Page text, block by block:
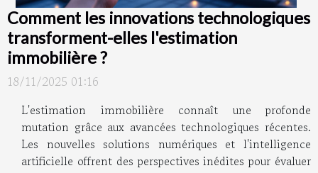
Comment les innovations technologiques
transforment-elles l'estimation
immobilière ?
18/11/2025 01:16
L'estimation immobilière connaît une profonde
mutation grâce aux avancées technologiques récentes.
Les nouvelles solutions numériques et l'intelligence
artificielle offrent des perspectives inédites pour évaluer